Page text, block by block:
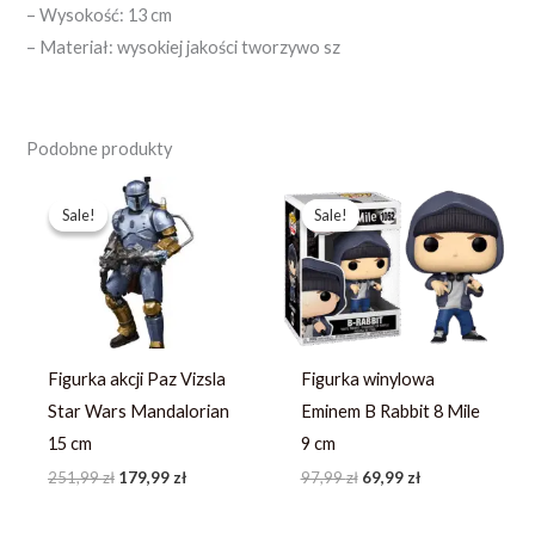
– Wysokość: 13 cm
– Materiał: wysokiej jakości tworzywo sz
Podobne produkty
Sale!
Sale!
Figurka akcji Paz Vizsla
Star Wars Mandalorian
15 cm
251,99zł
Pierwotna
cena
wynosiła:
251,99 zł.
179,99 zł
wynosi:
179,99 zł.
Sale!
Sale!
Figurka winylowa
Eminem B Rabbit 8 Mile
9 cm
97,99zł
cena
wynosiła:
97,99 zł.
69,99 zł
Aktualna
cena
wynosi:
69,99 zł.